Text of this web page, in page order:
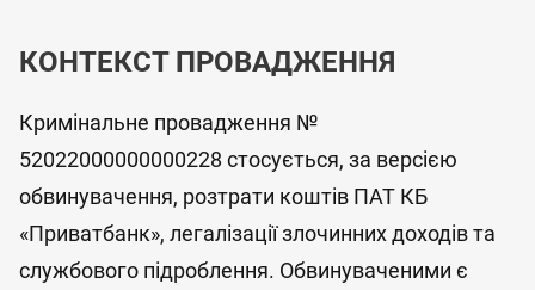
КОНТЕКСТ ПРОВАДЖЕННЯ
Кримінальне провадження №
52022000000000228 стосується, за версією
обвинувачення, розтрати коштів ПАТ КБ
«Приватбанк», легалізації злочинних доходів та
службового підроблення. Обвинуваченими є